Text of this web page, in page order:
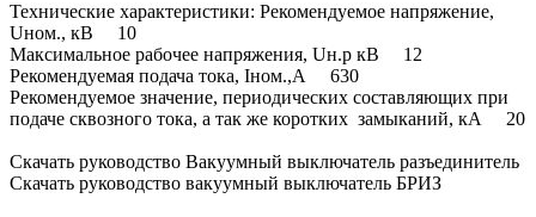
Технические характеристики: Рекомендуемое напряжение,
Uном., кВ 10
Максимальное рабочее напряжения, Uн.р кВ 12
Рекомендуемая подача тока, Iном.,А 630
Рекомендуемое значение, периодических составляющих при
подаче сквозного тока, а так же коротких замыканий, кА 20
Скачать руководство Вакуумный выключатель разъединитель
Скачать руководство вакуумный выключатель БРИЗ